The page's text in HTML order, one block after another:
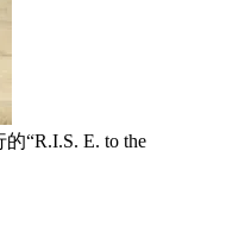
“R.I.S. E. to the